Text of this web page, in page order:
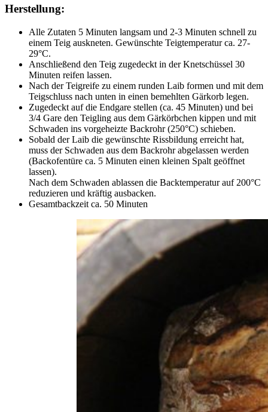
Herstellung:
Alle Zutaten 5 Minuten langsam und 2-3 Minuten schnell zu
einem Teig auskneten. Gewünschte Teigtemperatur ca. 27-
29°C.
Anschließend den Teig zugedeckt in der Knetschüssel 30
Minuten reifen lassen.
Nach der Teigreife zu einem runden Laib formen und mit dem
Teigschluss nach unten in einen bemehlten Gärkorb legen.
Zugedeckt auf die Endgare stellen (ca. 45 Minuten) und bei
3/4 Gare den Teigling aus dem Gärkörbchen kippen und mit
Schwaden ins vorgeheizte Backrohr (250°C) schieben.
Sobald der Laib die gewünschte Rissbildung erreicht hat,
muss der Schwaden aus dem Backrohr abgelassen werden
(Backofentüre ca. 5 Minuten einen kleinen Spalt geöffnet
lassen).
Nach dem Schwaden ablassen die Backtemperatur auf 200°C
reduzieren und kräftig ausbacken.
Gesamtbackzeit ca. 50 Minuten